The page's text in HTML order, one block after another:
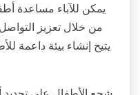
يمكن للآباء مساعدة
من خلال تعزيز
يتيح إنشاء بيئة داعمة